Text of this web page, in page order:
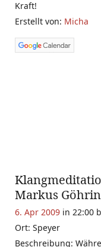
Kraft!
Erstellt von: Micha
Markus
6. Apr 2009 in 22:00
Ort: Speyer
Beschreibung: